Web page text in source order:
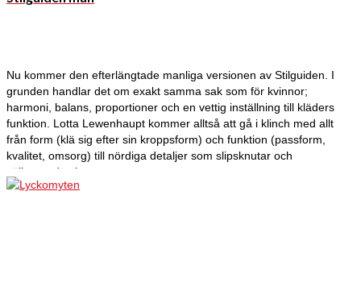
Nu kommer den efterlängtade manliga versionen av Stilguiden. I
grunden handlar det om exakt samma sak som för kvinnor;
harmoni, balans, proportioner och en vettig inställning till kläders
funktion. Lotta Lewenhaupt kommer alltså att gå i klinch med allt
från form (klä sig efter sin kroppsform) och funktion (passform,
kvalitet, omsorg) till nördiga detaljer som slipsknutar och
välborstade skor.